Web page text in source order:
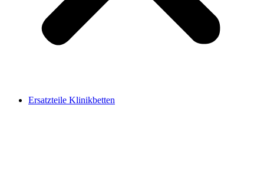
Ersatzteile Klinikbetten